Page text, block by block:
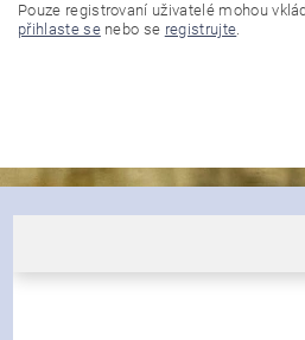
Pouze registrovaní uživatelé mohou
přihlaste senebo se registrujte.